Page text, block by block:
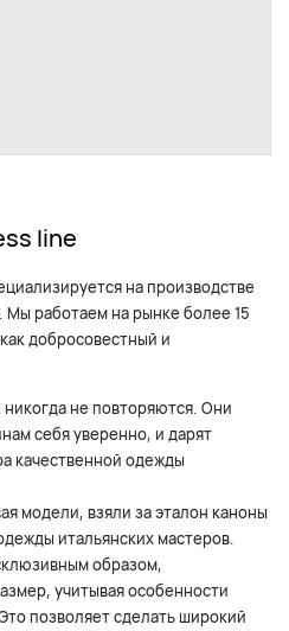
line
на производстве
работаем на рынке более 15
добросовестный и
не повторяются. Они
себя уверенно, и дарят
качественной одежды
модели, взяли за эталон каноны
итальянских мастеров.
образом,
учитывая особенности
позволяет сделать широкий